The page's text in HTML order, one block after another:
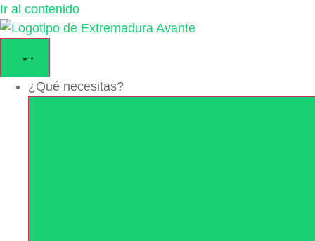
Ir al contenido
¿Qué necesitas?